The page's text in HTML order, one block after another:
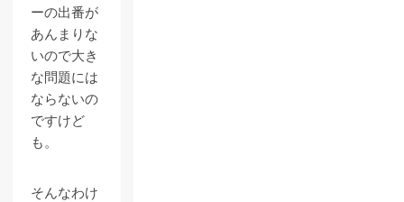
ーの出番が
あんまりな
いので大き
な問題には
ならないの
ですけど
も。
そんなわけ